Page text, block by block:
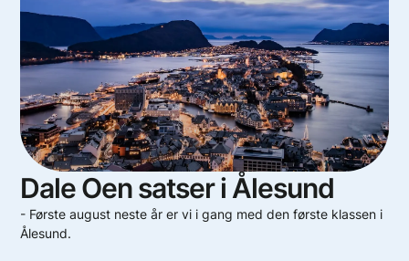
Dale Oen satser i Ålesund
- Første august neste år er vi i gang med den første klassen i
Ålesund.